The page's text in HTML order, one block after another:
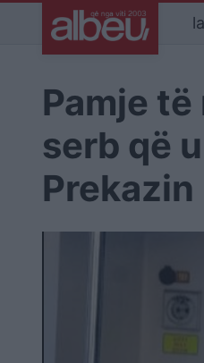
Pamje
serb që
Prekazin